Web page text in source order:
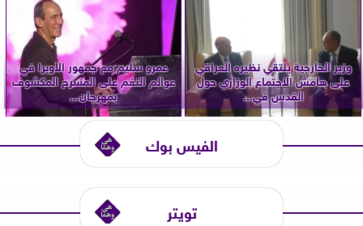
وزير الخارجية يلتقي نظيره العراقي
على هامش الاجتماع الوزاري حول
القدس في...
عمرو سليم مع جمهور الأوبرا في
عوالم النغم على المسرح المكشوف
بمهرجان...
الفيس بوك
تويتر